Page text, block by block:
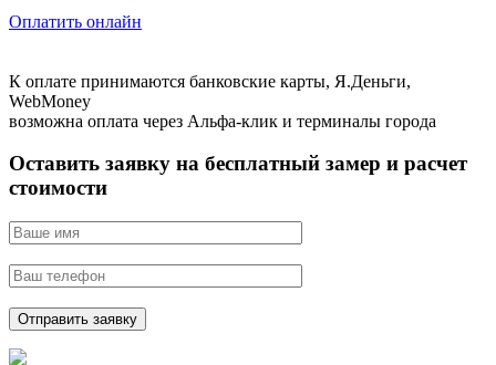
Оплатить онлайн
К оплате принимаются банковские карты, Я.Деньги,
WebMoney
возможна оплата через Альфа-клик и терминалы города
Оставить заявку на бесплатный замер и расчет
стоимости
Отправить заявку